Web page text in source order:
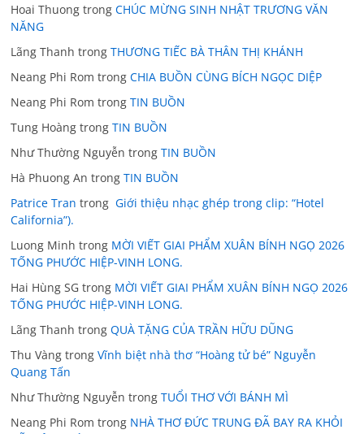
Hoai Thuong trongCHÚC MỪNG SINH NHẬT TRƯƠNG VĂN
NĂNG
Lãng Thanh trongTHƯƠNG TIẾC BÀ THÂN THỊ KHÁNH
Neang Phi Rom trongCHIA BUỒN CÙNG BÍCH NGỌC DIỆP
Neang Phi Rom trongTIN BUỒN
Tung Hoàng trongTIN BUỒN
Như Thường Nguyễn trongTIN BUỒN
Hà Phuong An trongTIN BUỒN
Patrice Tran trong Giới thiệu nhạc ghép trong clip: “Hotel
California”).
Luong Minh trong MỜI VIẾT GIAI PHẨM XUÂN BÍNH NGỌ 2026
TỐNG PHƯỚC HIỆP-VINH LONG.
Hai Hùng SG trong MỜI VIẾT GIAI PHẨM XUÂN BÍNH NGỌ 2026
TỐNG PHƯỚC HIỆP-VINH LONG.
Lãng Thanh trongQUÀ TẶNG CỦA TRẦN HỮU DŨNG
Thu Vàng trongVĩnh biệt nhà thơ “Hoàng tử bé” Nguyễn
Quang Tấn
Như Thường Nguyễn trongTUỔI THƠ VỚI BÁNH MÌ
Neang Phi Rom trong NHÀ THƠ ĐỨC TRUNG ĐÃ BAY RA KHỎI